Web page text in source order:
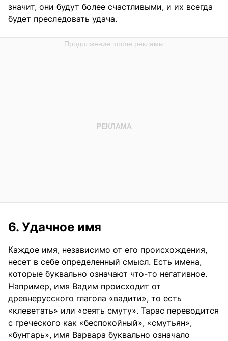
значит, они будут более счастливыми, и их всегда
будет преследовать удача.
6. Удачное имя
Каждое имя, независимо от его происхождения,
несет в себе определенный смысл. Есть имена,
которые буквально означают что-то негативное.
Например, имя Вадим происходит от
древнерусского глагола «вадити», то есть
«клеветать» или «сеять смуту». Тарас переводится
с греческого как «беспокойный», «смутьян»,
«бунтарь», имя Варвара буквально означало